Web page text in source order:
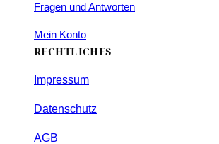
Fragen und Antworten
Mein Konto
RECHTLICHES
Impressum
Datenschutz
AGB